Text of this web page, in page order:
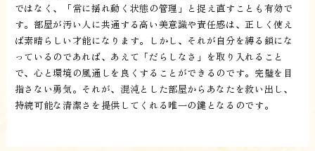
ではなく、「常に揺れ動く状態の管理」と捉え直すことも有効で
す。部屋が汚い人に共通する高い美意識や責任感は、正しく使え
ば素晴らしい才能になります。しかし、それが自分を縛る鎖にな
っているのであれば、あえて「だらしなさ」を取り入れること
で、心と環境の風通しを良くすることができるのです。完璧を目
指さない勇気。それが、混沌とした部屋からあなたを救い出し、
持続可能な清潔さを提供してくれる唯一の鍵となるのです。